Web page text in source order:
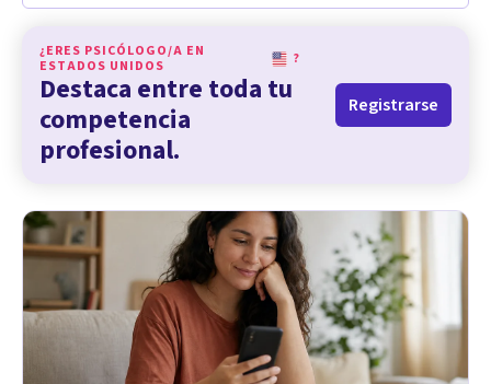
¿ERES PSICÓLOGO/A EN
ESTADOS UNIDOS
?
Destaca entre toda tu
competencia
profesional.
Registrarse